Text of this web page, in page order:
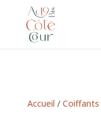
Accueil / Coiffants